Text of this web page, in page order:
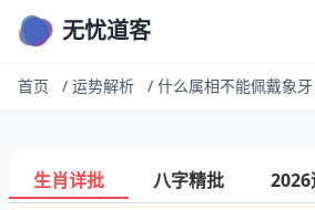
无忧道客
首页 / 运势解析 /
生肖详批 八字精批